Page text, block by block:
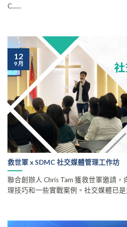
C......
救世軍 x SDMC 社交媒體管理工作坊
聯合創辦人 Chris Tam 獲救世軍邀請
理技巧和一些實戰案例。社交媒體已是
12
9 月